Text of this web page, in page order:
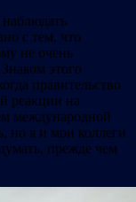
с тем, что
не очень
этого
правительство
реакции на
международной
но я и мои коллеги
прежде чем